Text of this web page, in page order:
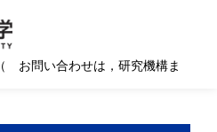
（ お問い合わせは，研究機構ま